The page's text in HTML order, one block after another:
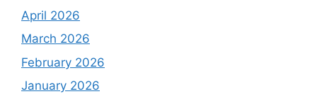
April 2026
March 2026
February 2026
January 2026